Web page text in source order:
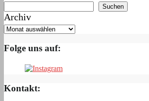
Suchen
Archiv
Folge uns auf:
Kontakt: